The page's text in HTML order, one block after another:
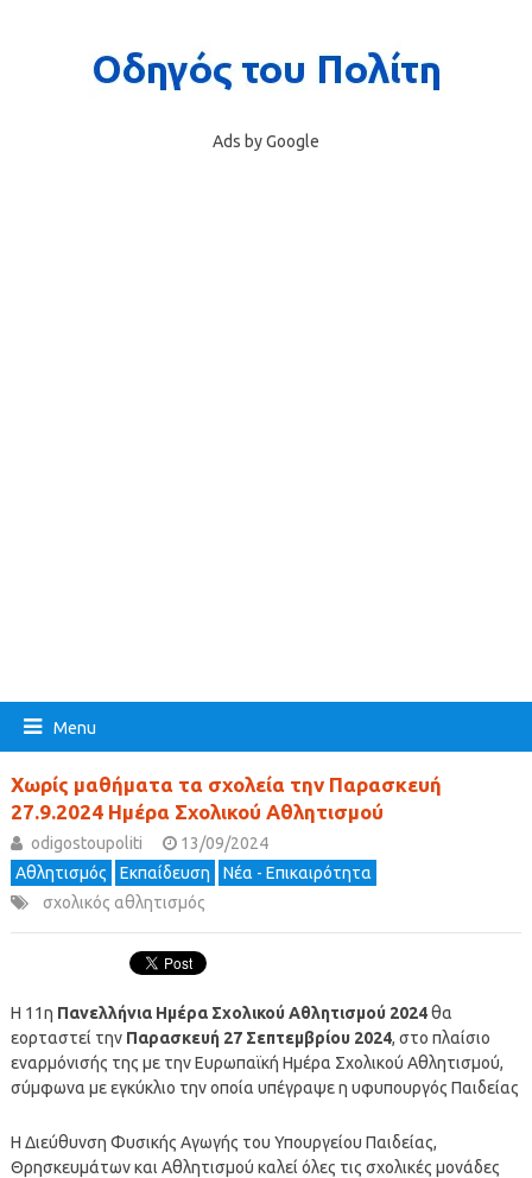
Ads by Google
Menu
Χωρίς μαθήματα τα σχολεία την Παρασκευή
27.9.2024 Ημέρα Σχολικού Αθλητισμού
odigostoupoliti
13/09/2024
Αθλητισμός
Εκπαίδευση
Νέα - Επικαιρότητα
σχολικός αθλητισμός
Η 11η Πανελλήνια Ημέρα Σχολικού Αθλητισμού 2024θα
εορταστεί την Παρασκευή 27 Σεπτεμβρίου 2024, στο πλαίσιο
εναρμόνισής της με την Ευρωπαϊκή Ημέρα Σχολικού Αθλητισμού,
σύμφωνα με εγκύκλιο την οποία υπέγραψε η υφυπουργός Παιδείας
Η Διεύθυνση Φυσικής Αγωγής του Υπουργείου Παιδείας,
Θρησκευμάτων και Αθλητισμού καλεί όλες τις σχολικές μονάδες